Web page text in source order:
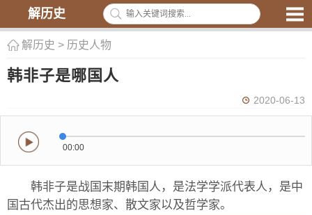
解历史
解历史 > 历史人物
韩非子是哪国人
2020-06-13
00:00
韩非子是战国末期韩国人，是法学学派代表人，是中
国古代杰出的思想家、散文家以及哲学家。